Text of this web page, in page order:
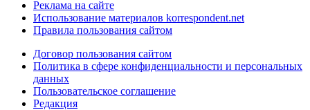
Реклама на сайте
Использование материалов korrespondent.net
Правила пользования сайтом
Договор пользования сайтом
Политика в сфере конфиденциальности и персональных
данных
Пользовательское соглашение
Редакция